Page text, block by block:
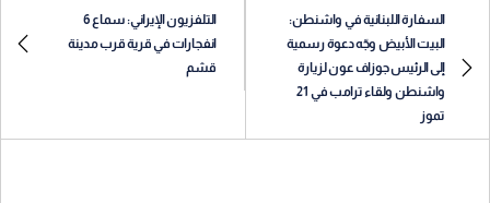
السفارة اللبنانية في واشنطن:
البيت الأبيض وجّه دعوة رسمية
إلى الرئيس جوزاف عون لزيارة
واشنطن ولقاء ترامب في 21
تموز
التلفزيون الإيراني: سماع 6
انفجارات في قرية قرب مدينة
قشم